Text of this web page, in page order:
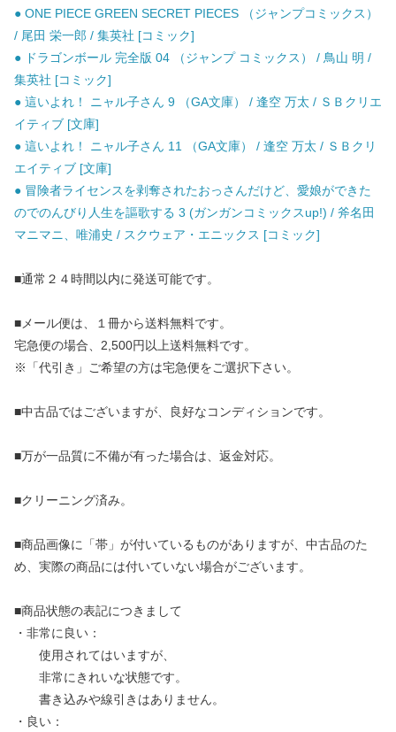
● ONE PIECE GREEN SECRET PIECES （ジャンプコミックス）
/ 尾田 栄一郎 / 集英社 [コミック]
● ドラゴンボール 完全版 04 （ジャンプ コミックス） / 鳥山 明 /
集英社 [コミック]
● 這いよれ！ ニャル子さん 9 （GA文庫） / 逢空 万太 / ＳＢクリエ
イティブ [文庫]
● 這いよれ！ ニャル子さん 11 （GA文庫） / 逢空 万太 / ＳＢクリ
エイティブ [文庫]
● 冒険者ライセンスを剥奪されたおっさんだけど、愛娘ができた
のでのんびり人生を謳歌する 3 (ガンガンコミックスup!) / 斧名田
マニマニ、唯浦史 / スクウェア・エニックス [コミック]
■通常２４時間以内に発送可能です。
■メール便は、１冊から送料無料です。
宅急便の場合、2,500円以上送料無料です。
※「代引き」ご希望の方は宅急便をご選択下さい。
■中古品ではございますが、良好なコンディションです。
■万が一品質に不備が有った場合は、返金対応。
■クリーニング済み。
■商品画像に「帯」が付いているものがありますが、中古品のた
め、実際の商品には付いていない場合がございます。
■商品状態の表記につきまして
・非常に良い：
使用されてはいますが、
非常にきれいな状態です。
書き込みや線引きはありません。
・良い：